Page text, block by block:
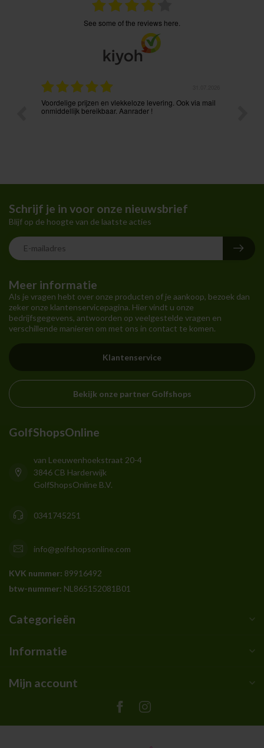
see some of the reviews here.
Voordelige prijzen en vlekkeloze levering. Ook via mail
onmiddellijk bereikbaar. Aanrader !
Meer informatie
Als je vragen hebt over onze producten of je aankoop, bezoek dan
zeker onze klantenservicepagina. Hier vindt u onze
bedrijfsgegevens, antwoorden op veelgestelde vragen en
verschillende manieren om met ons in contact te komen.
Klantenservice
Bekijk onze partner Golfshops
Schrijf je in voor onze nieuwsbrief
Blijf op de hoogte van de laatste acties
GolfShopsOnline
van Leeuwenhoekstraat 20-4
3846 CB Harderwijk
GolfShopsOnline B.V.
0341745251
info@golfshopsonline.com
KVK nummer: 89916492
btw-nummer: NL865152081B01
Categorieën
Informatie
Mijn account